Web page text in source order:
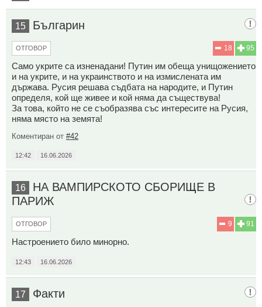
15 Българин
95
18
ОТГОВОР
Само укрите са изненадани! Путин им обеща унищожението
и на укрите, и на украинството и на измислената им
държава. Русия решава съдбата на народите, и Путин
определя, кой ще живее и кой няма да съществува!
За това, който не се съобразява със интересите на Русия,
няма място на земята!
Коментиран от #42
12:42 16.06.2026
16
НА ВАМПИРСКОТО СБОРИЩЕ В
ПАРИЖ
91
9
ОТГОВОР
Настроението било минорно.
12:43 16.06.2026
17 Факти